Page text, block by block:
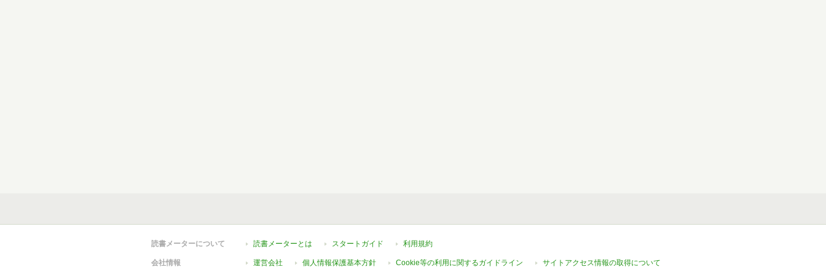
読書メーターについて 読書メーターとは スタートガイド 利用規約
会社情報 運営会社 個人情報保護基本方針 Cookie等の利用に関するガイドライン サイトアクセス情報の取得について